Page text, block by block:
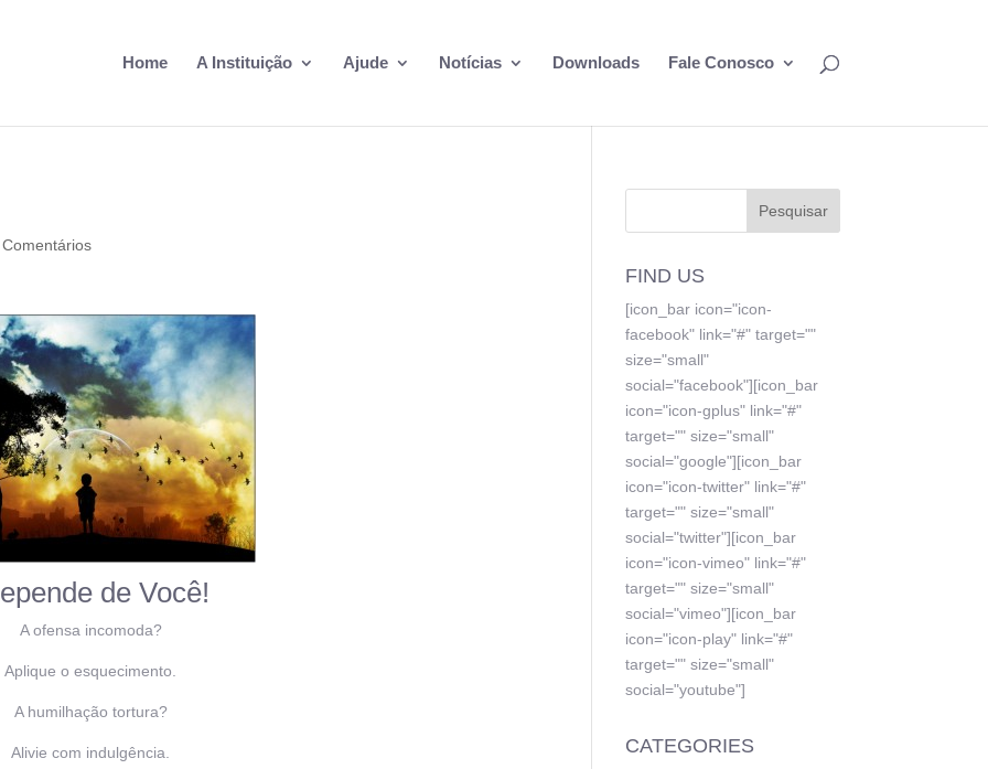
Home A Instituição Ajude Notícias Downloads Fale Conosco
de Você!
A ofensa incomoda?
Aplique o esquecimento.
A humilhação tortura?
Alivie com indulgência.
FIND US
[icon_bar icon="icon-
facebook" link="#" target=""
size="small"
social="facebook"][icon_bar
icon="icon-gplus" link="#"
target="" size="small"
social="google"][icon_bar
icon="icon-twitter" link="#"
target="" size="small"
social="twitter"][icon_bar
icon="icon-vimeo" link="#"
target="" size="small"
social="vimeo"][icon_bar
icon="icon-play" link="#"
target="" size="small"
social="youtube"]
CATEGORIES